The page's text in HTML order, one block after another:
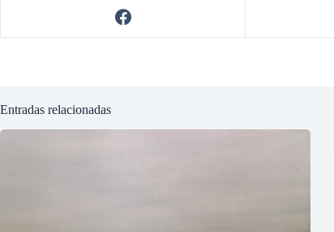
Entradas relacionadas